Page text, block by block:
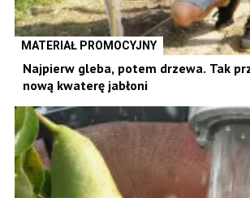
MATERIAŁ PROMOCYJNY
Najpierw gleba, potem drzewa. Tak
nową kwaterę jabłoni